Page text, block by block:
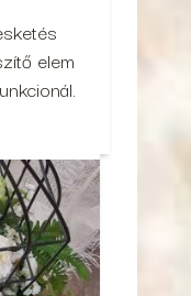
elem